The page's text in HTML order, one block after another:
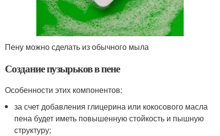
Пену можно сделать из обычного мыла
Создание пузырьков в пене
Особенности этих компонентов:
за счет добавления глицерина или кокосового масла
пена будет иметь повышенную стойкость и пышную
структуру;